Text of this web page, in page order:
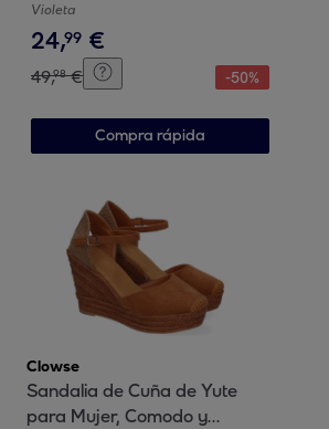
con cierre de cierre
autoadherente y con tiras
cruzadas
Violeta
24,99 €
49,98 € -50%
Compra rápida
Clowse
Sandalia de Cuña de Yute
para Mujer, Comodo y